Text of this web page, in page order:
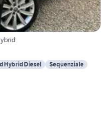
Hybrid Diesel
Sequenziale